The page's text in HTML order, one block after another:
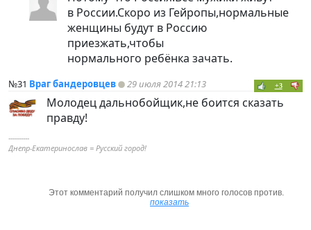
в России.Скоро из Гейропы,нормальные
женщины будут в Россию
приезжать,чтобы
нормального ребёнка зачать.
№31 Враг бандеровцев 29 июля 2014 21:13 +3
Молодец дальнобойщик,не боится сказать
правду!
----------
Днепр-Екатеринослав = Русский город!
Этот комментарий получил слишком много голосов против.
показать